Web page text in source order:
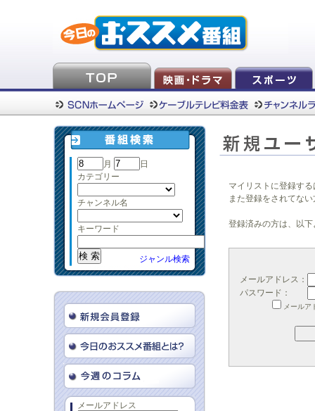
月
日
カテゴリー
チャンネル名
キーワード
ジャンル検索
メールアドレス
マイリストに登録す
また登録をされてな
登録済みの方は、以
メールアドレス：
パスワード：
メールア